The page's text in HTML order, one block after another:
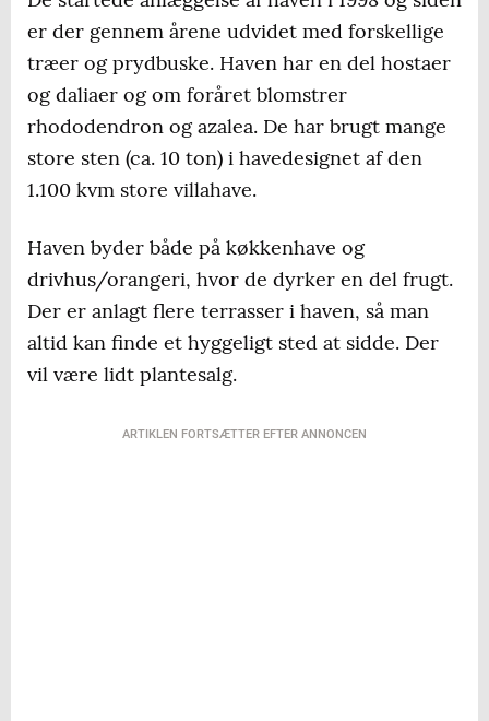
er der gennem årene udvidet med forskellige
træer og prydbuske. Haven har en del hostaer
og daliaer og om foråret blomstrer
rhododendron og azalea. De har brugt mange
store sten (ca. 10 ton) i havedesignet af den
1.100 kvm store villahave.
Haven byder både på køkkenhave og
drivhus/orangeri, hvor de dyrker en del frugt.
Der er anlagt flere terrasser i haven, så man
altid kan finde et hyggeligt sted at sidde. Der
vil være lidt plantesalg.
ARTIKLEN FORTSÆTTER EFTER ANNONCEN